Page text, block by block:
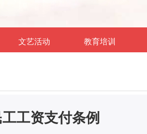
文艺活动 教育培训
工资支付条例